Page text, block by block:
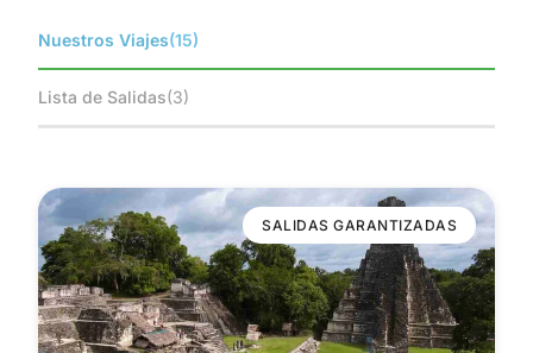
Nuestros Viajes(15)
Lista de Salidas(3)
SALIDAS GARANTIZADAS